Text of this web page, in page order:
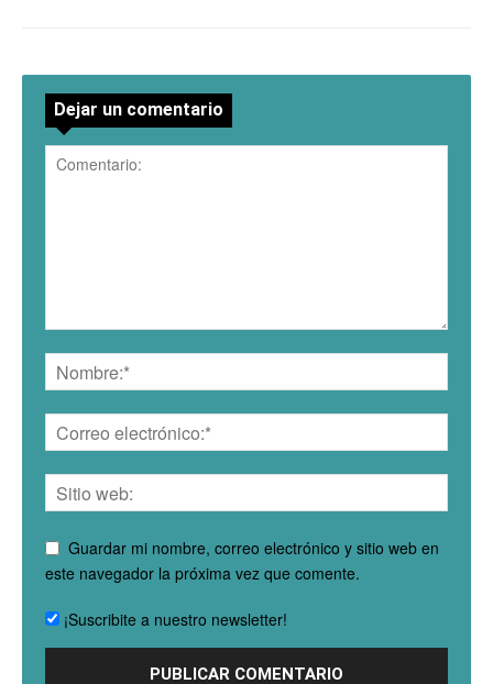
Dejar un comentario
Guardar mi nombre, correo electrónico y sitio web en
este navegador la próxima vez que comente.
¡Suscribite a nuestro newsletter!